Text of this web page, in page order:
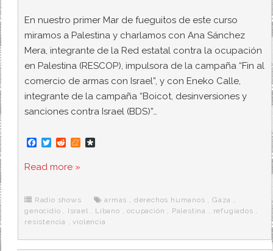
En nuestro primer Mar de fueguitos de este curso
miramos a Palestina y charlamos con Ana Sánchez
Mera, integrante de la Red estatal contra la ocupación
en Palestina (RESCOP), impulsora de la campaña “Fin al
comercio de armas con Israel”, y con Eneko Calle,
integrante de la campaña “Boicot, desinversiones y
sanciones contra Israel (BDS)”…
F
e
o
k
T
t
r
R
d
M
e
r
a
Read more »
Radio shows armas , derechos humanos , Gaza ,
genocidio , Israel , Libano ,ocupación , Palestina , refugiados ,
resistencia ,violencia